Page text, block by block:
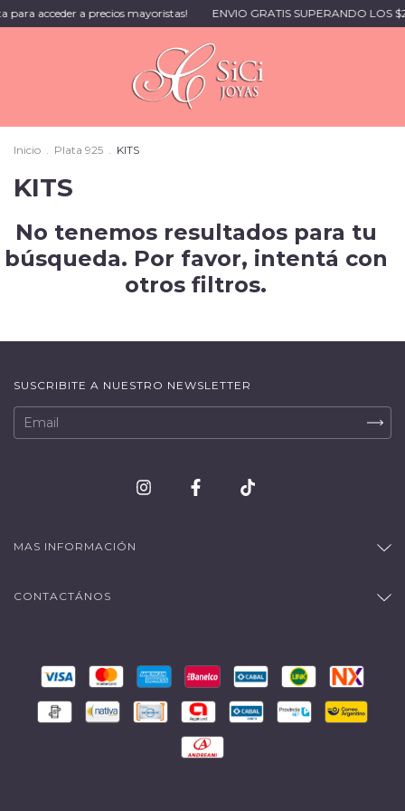
a precios mayoristas! ENVIO GRATIS SUPERANDO LOS
Inicio . Plata 925 . KITS
KITS
No tenemos resultados para tu
búsqueda. Por favor, intentá con
otros filtros.
SUSCRIBITE A NUESTRO NEWSLETTER
MAS INFORMACIÓN
CONTACTÁNOS